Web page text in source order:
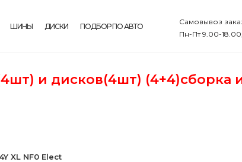
ШИНЫ ДИСКИ ПОДБОР ПО АВТО
Самовывоз
Пн-Пт 9.00-
и дисков(4шт) (4+4)сборка
XL NF0 Elect